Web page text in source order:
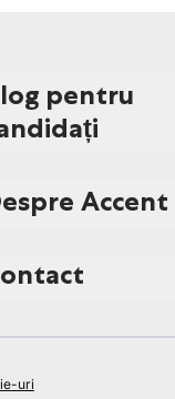
pentru
Accent
uri